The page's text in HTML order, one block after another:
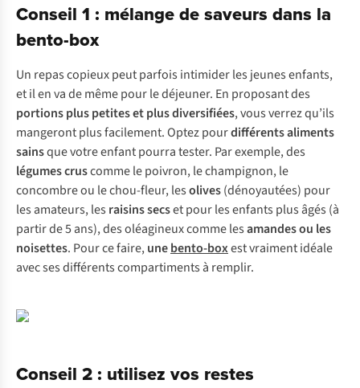
Conseil 1 : mélange de saveurs dans la
bento-box
Un repas copieux peut parfois intimider les jeunes enfants,
et il en va de même pour le déjeuner. En proposant des
portions plus petites et plus diversifiées, vous verrez qu’ils
mangeront plus facilement. Optez pourdifférents aliments
sainsque votre enfant pourra tester. Par exemple, des
légumes cruscomme le poivron, le champignon, le
concombre ou le chou-fleur, lesolives(dénoyautées) pour
les amateurs, les raisins secset pour les enfants plus âgés (à
partir de 5 ans), des oléagineux comme lesamandes ou les
noisettes. Pour ce faire,unebento-boxest vraiment idéale
avec ses différents compartiments à remplir.
Conseil 2 : utilisez vos restes